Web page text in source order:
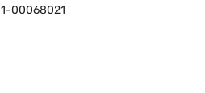
1-00068021